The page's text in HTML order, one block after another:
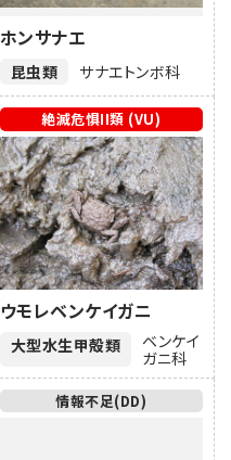
昆虫類
ホンサナエ
サナエトンボ科
大型水生甲殻類
ウモレベンケイガニ
ベンケイ
ガニ科
絶滅危惧II類 (VU)
情報不足(DD)